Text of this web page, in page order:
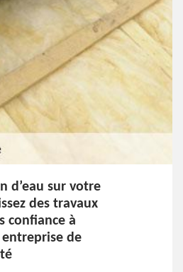
d’eau sur votre
des travaux
confiance à
de